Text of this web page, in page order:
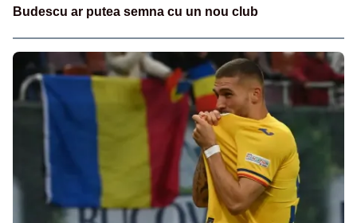
Budescu ar putea semna cu un nou club